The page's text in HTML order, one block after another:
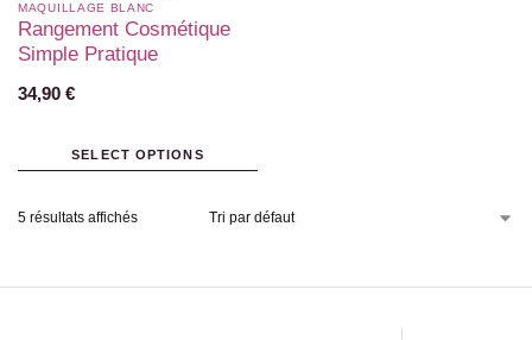
MAQUILLAGE BLANC​
Rangement Cosmétique
Simple Pratique
34,90 €
SELECT OPTIONS
5 résultats affichés